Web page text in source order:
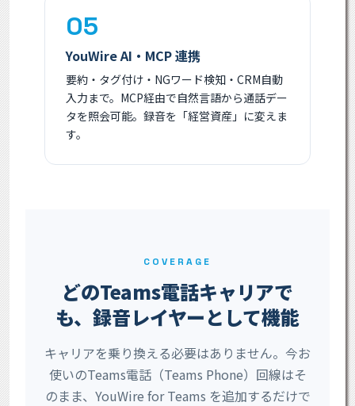
05
YouWire AI・MCP 連携
要約・タグ付け・NGワード検知・CRM自動
入力まで。MCP経由で自然言語から通話デー
タを照会可能。録音を「経営資産」に変えま
す。
COVERAGE
どのTeams電話キャリアで
も、録音レイヤーとして機能
キャリアを乗り換える必要はありません。今お
使いのTeams電話（Teams Phone）回線はそ
のまま、YouWire for Teams を追加するだけで